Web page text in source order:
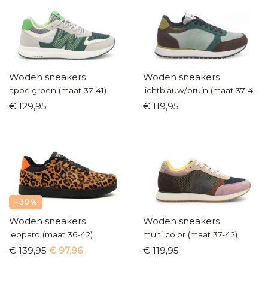
Woden sneakers
appelgroen (maat 37-41)
€ 129,95
Woden sneakers
€ 119,95
- 30 %
Woden sneakers
leopard (maat 36-42)
€ 139,95 € 97,96
Woden sneakers
multi color (maat 37-42)
€ 119,95